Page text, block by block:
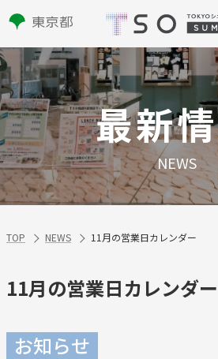
最新
NEWS
TOP NEWS 11月の営業日カレンダー
11月の営業日カレンダー
お知らせ